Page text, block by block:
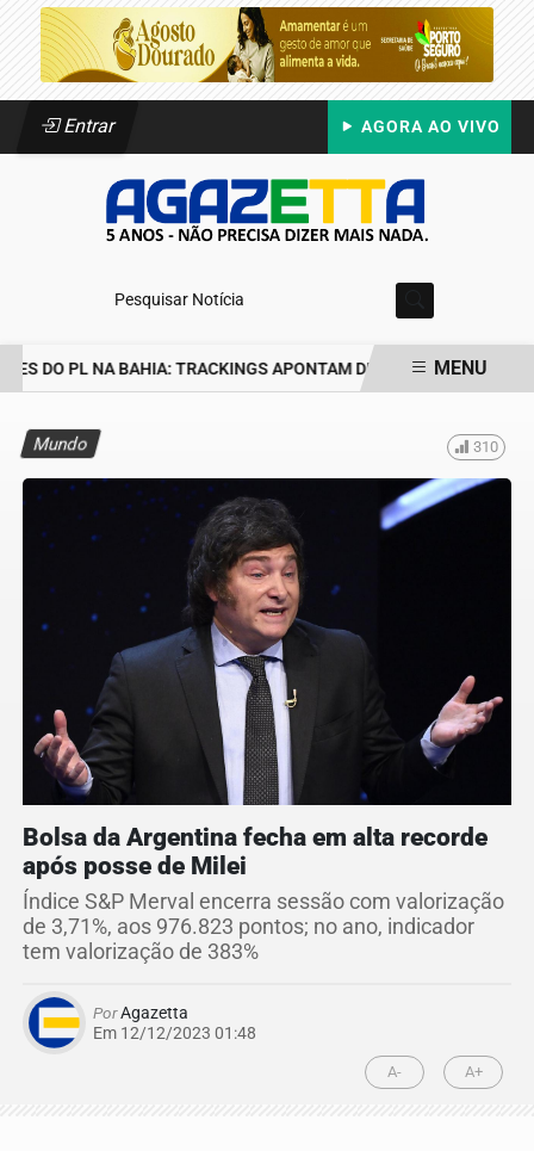
Entrar AGORA AO VIVO
Pesquisar Notícia
DO PL NA BAHIA: TRACKINGS APONTAM DRA. RAISSA SOARES
MENU
Mundo 310
Bolsa da Argentina fecha em alta recorde
após posse de Milei
Índice S&P Merval encerra sessão com valorização
de 3,71%, aos 976.823 pontos; no ano, indicador
tem valorização de 383%
PorAgazetta
Em 12/12/2023 01:48
A- A+